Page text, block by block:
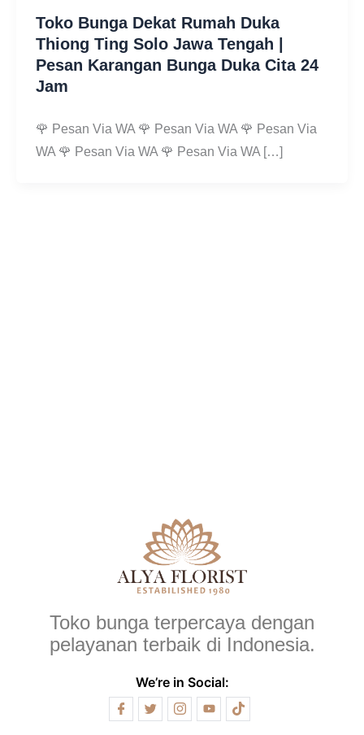
Toko Bunga Dekat Rumah Duka
Thiong Ting Solo Jawa Tengah |
Pesan Karangan Bunga Duka Cita 24
Jam
🌹 Pesan Via WA 🌹 Pesan Via WA 🌹 Pesan Via
WA 🌹 Pesan Via WA 🌹 Pesan Via WA […]
Toko bunga terpercaya dengan
pelayanan terbaik di Indonesia.
We’re in Social: